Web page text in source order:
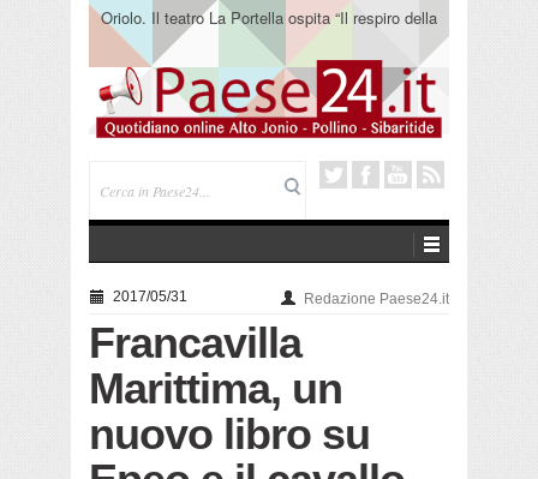
Oriolo. Il teatro La Portella ospita “Il respiro della
terra” del collettivo 365
2017/05/31 Redazione Paese24.it
Francavilla
Marittima, un
nuovo libro su